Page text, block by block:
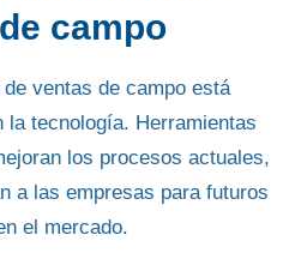
campo
ventas de campo está
la tecnología. Herramientas
los procesos actuales,
a las empresas para futuros
el mercado.